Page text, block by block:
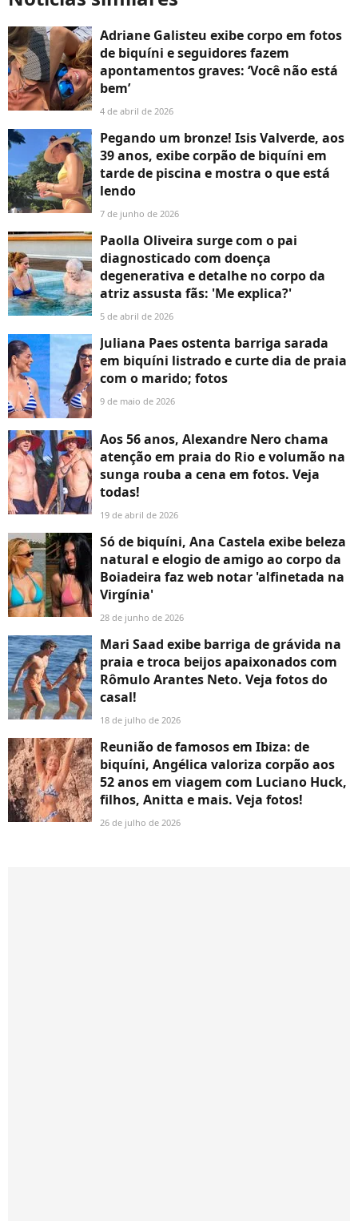
Adriane Galisteu exibe corpo em fotos
de biquíni e seguidores fazem
apontamentos graves: ‘Você não está
bem’
4 de abril de 2026
Pegando um bronze! Isis Valverde, aos
39 anos, exibe corpão de biquíni em
tarde de piscina e mostra o que está
lendo
7 de junho de 2026
Paolla Oliveira surge com o pai
diagnosticado com doença
degenerativa e detalhe no corpo da
atriz assusta fãs: 'Me explica?'
5 de abril de 2026
Juliana Paes ostenta barriga sarada
em biquíni listrado e curte dia de praia
com o marido; fotos
9 de maio de 2026
Aos 56 anos, Alexandre Nero chama
atenção em praia do Rio e volumão na
sunga rouba a cena em fotos. Veja
todas!
19 de abril de 2026
Só de biquíni, Ana Castela exibe beleza
natural e elogio de amigo ao corpo da
Boiadeira faz web notar 'alfinetada na
Virgínia'
28 de junho de 2026
Mari Saad exibe barriga de grávida na
praia e troca beijos apaixonados com
Rômulo Arantes Neto. Veja fotos do
casal!
18 de julho de 2026
Reunião de famosos em Ibiza: de
biquíni, Angélica valoriza corpão aos
52 anos em viagem com Luciano Huck,
filhos, Anitta e mais. Veja fotos!
26 de julho de 2026